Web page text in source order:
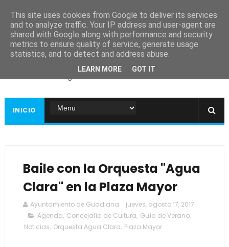
Ayuntamiento de
Guadiana
INICIO
Baile con la Orquesta "Agua
Clara" en la Plaza Mayor
Ayuntamiento de Guadiana
jueves, agosto 17, 2017
Agenda, Concejalía de Cultura, Guía de Verano,
Noticias, Orquesta Agua Clara, Plaza Mayor
This site uses cookies from Google to deliver its services
and to analyze traffic. Your IP address and user-agent are
shared with Google along with performance and security
metrics to ensure quality of service, generate usage
statistics, and to detect and address abuse.
LEARN MORE GOT IT